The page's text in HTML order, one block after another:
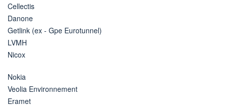
Cellectis
Danone
Getlink (ex - Gpe Eurotunnel)
LVMH
Nicox
Nokia
Veolia Environnement
Eramet